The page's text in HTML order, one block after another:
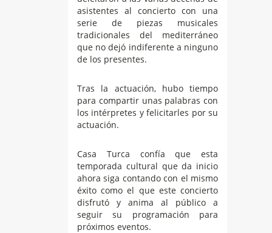
asistentes al concierto con una
serie de piezas musicales
tradicionales del mediterráneo
que no dejó indiferente a ninguno
de los presentes.
Tras la actuación, hubo tiempo
para compartir unas palabras con
los intérpretes y felicitarles por su
actuación.
Casa Turca confía que esta
temporada cultural que da inicio
ahora siga contando con el mismo
éxito como el que este concierto
disfrutó y anima al público a
seguir su programación para
próximos eventos.